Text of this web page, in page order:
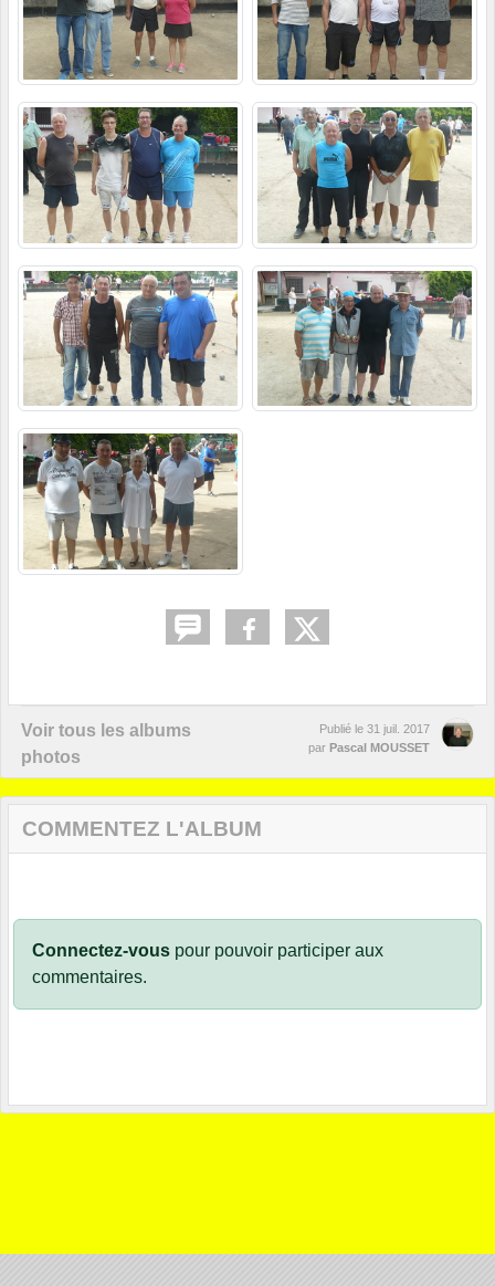
Voir tous les albums
photos
Publié le 31 juil. 2017
par Pascal MOUSSET
COMMENTEZ L'ALBUM
Connectez-vous pour pouvoir participer aux
commentaires.